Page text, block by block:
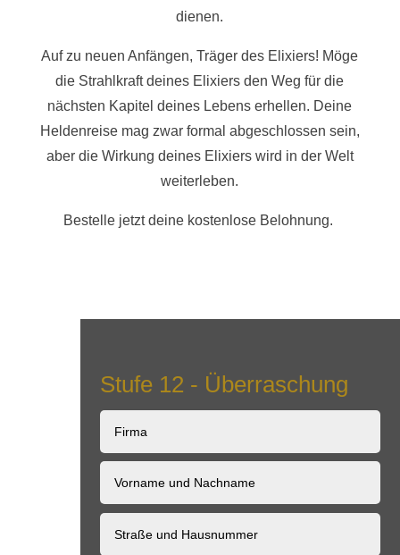
dienen.
Auf zu neuen Anfängen, Träger des Elixiers! Möge
die Strahlkraft deines Elixiers den Weg für die
nächsten Kapitel deines Lebens erhellen. Deine
Heldenreise mag zwar formal abgeschlossen sein,
aber die Wirkung deines Elixiers wird in der Welt
weiterleben.
Bestelle jetzt deine kostenlose Belohnung.
Stufe 12 - Überraschung